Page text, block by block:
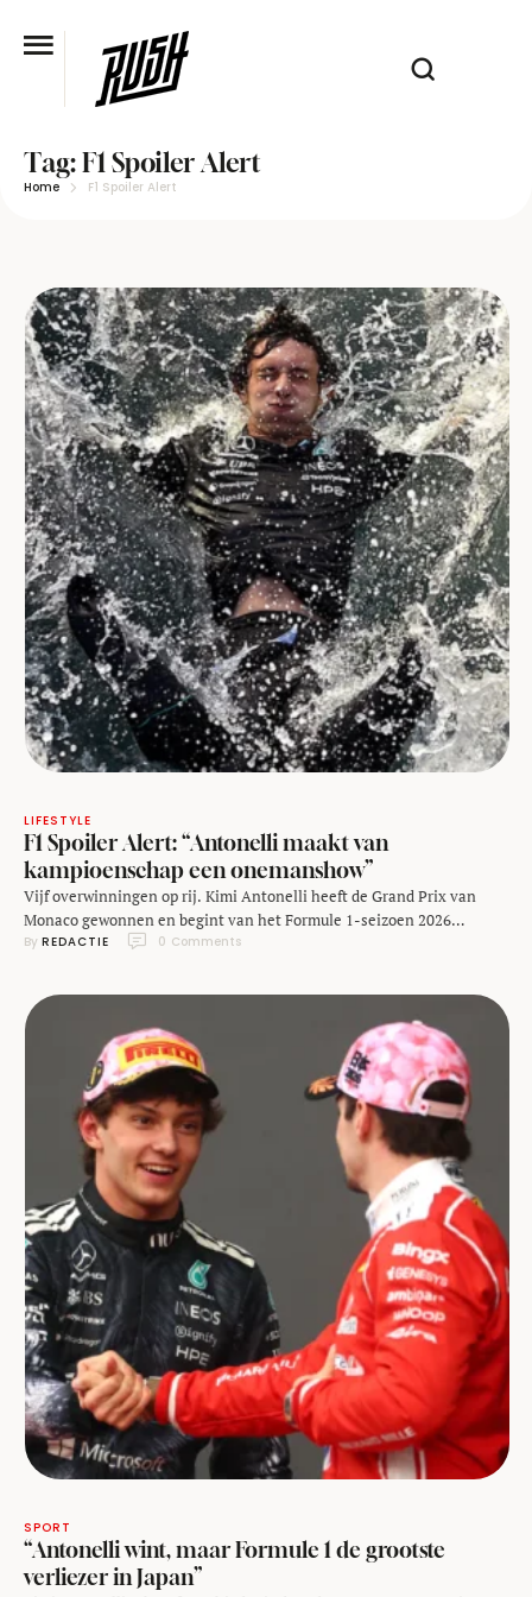
Tag:F1 Spoiler Alert
Home F1 Spoiler Alert
LIFESTYLE
F1 Spoiler Alert: “Antonelli maakt van
kampioenschap een onemanshow”
Vijf overwinningen op rij. Kimi Antonelli heeft de Grand Prix van
Monaco gewonnen en begint van het Formule 1-seizoen 2026
langzaam maar zeker een one-man show te maken. De jonge
reed vervolgens volwassen naar opnieuw een dominante zege.
By REDACTIE 0 Comments
SPORT
“Antonelli wint, maar Formule 1 de grootste
verliezer in Japan”